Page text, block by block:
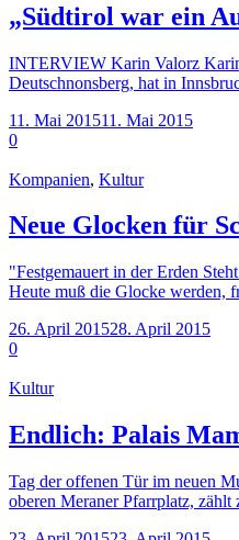
„Südtirol war ein
INTERVIEW Karin Valorz
Deutschnonsberg, hat in
11. Mai 201511. Mai 2015
0
Kompanien, Kultur
Neue Glocken für
"Festgemauert in der Erden
Heute muß die Glocke werden,
26. April 201528. April 2015
0
Kultur
Endlich: Palais
Tag der offenen Tür im neuen
oberen Meraner Pfarrplatz, zählt